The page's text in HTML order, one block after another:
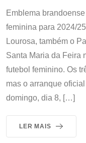
Emblema
feminina para 2024/
Lourosa, também o
Santa Maria da Feira
futebol feminino. Os
mas o arranque
domingo, dia 8, […]
LER MAIS